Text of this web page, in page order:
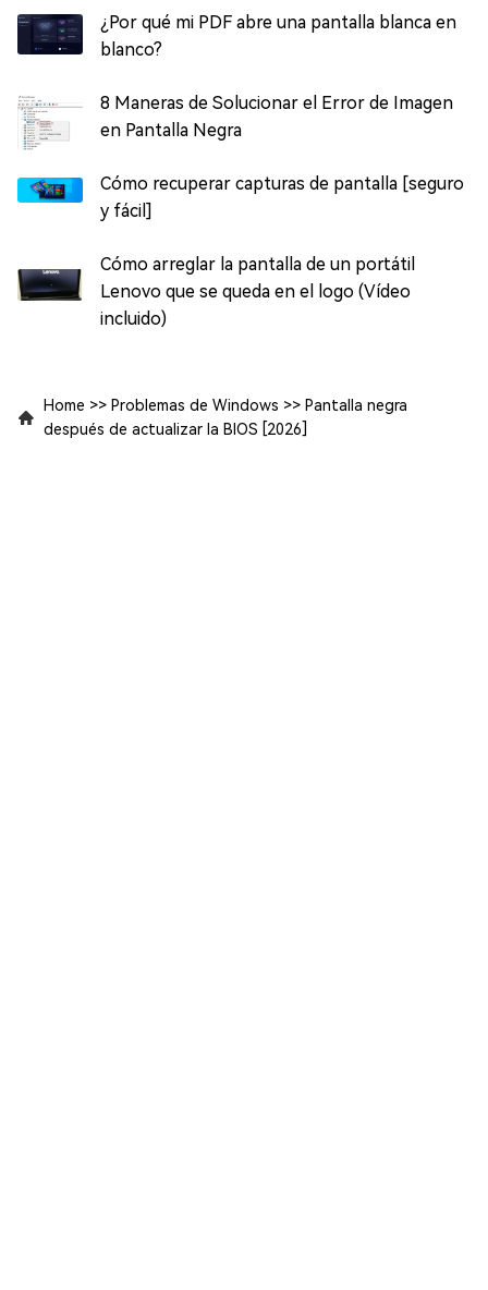
¿Por qué mi PDF abre una pantalla blanca en
blanco?
8 Maneras de Solucionar el Error de Imagen
en Pantalla Negra
Cómo recuperar capturas de pantalla [seguro
y fácil]
Cómo arreglar la pantalla de un portátil
Lenovo que se queda en el logo (Vídeo
incluido)
Home >> Problemas de Windows >> Pantalla negra
después de actualizar la BIOS [2026]